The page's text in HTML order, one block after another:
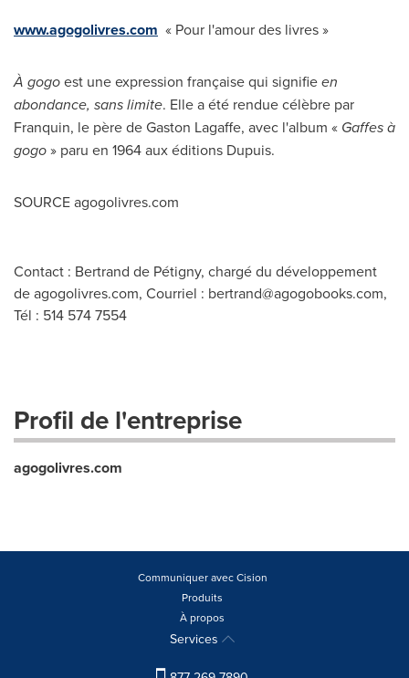
www.agogolivres.com « Pour l'amour des livres »
À gogoest une expression française qui signifieen
abondance, sans limite. Elle a été rendue célèbre par
Franquin, le père de Gaston Lagaffe, avec l'album « Gaffes à
gogo» paru en 1964 aux éditions Dupuis.
SOURCE agogolivres.com
Contact : Bertrand de Pétigny, chargé du développement
de agogolivres.com, Courriel : bertrand@agogobooks.com,
Tél : 514 574 7554
Profil de l'entreprise
agogolivres.com
Communiquer avec Cision
Produits
À propos
Services